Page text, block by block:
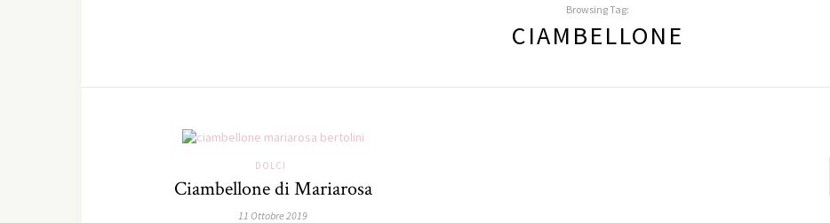
Browsing Tag:
CIAMBELLONE
DOLCI
Ciambellone di Mariarosa
11 Ottobre 2019